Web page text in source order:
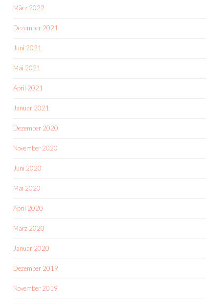
März 2022
Dezember 2021
Juni 2021
Mai 2021
April 2021
Januar 2021
Dezember 2020
November 2020
Juni 2020
Mai 2020
April 2020
März 2020
Januar 2020
Dezember 2019
November 2019